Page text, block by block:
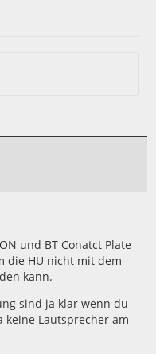
und BT Conatct Plate
die HU nicht mit dem
kann.
sind ja klar wenn du
keine Lautsprecher am